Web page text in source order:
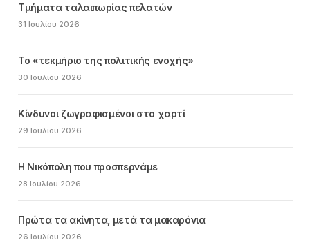
Τμήματα ταλαιπωρίας πελατών
31 Ιουλίου 2026
Το «τεκμήριο της πολιτικής ενοχής»
30 Ιουλίου 2026
Κίνδυνοι ζωγραφισμένοι στο χαρτί
29 Ιουλίου 2026
Η Νικόπολη που προσπερνάμε
28 Ιουλίου 2026
Πρώτα τα ακίνητα, μετά τα μακαρόνια
26 Ιουλίου 2026